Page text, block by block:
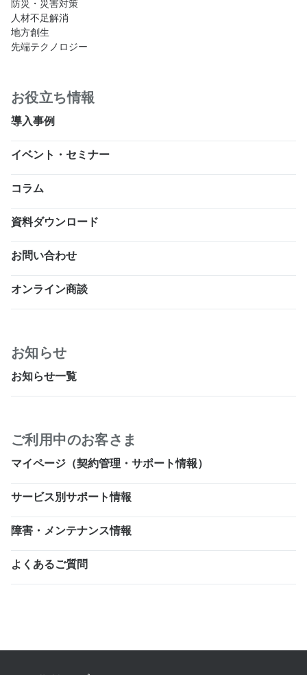
防災・災害対策
人材不足解消
地方創生
先端テクノロジー
お役立ち情報
導入事例
イベント・セミナー
コラム
資料ダウンロード
お問い合わせ
オンライン商談
お知らせ
お知らせ一覧
ご利用中のお客さま
マイページ（契約管理・サポート情報）
サービス別サポート情報
障害・メンテナンス情報
よくあるご質問